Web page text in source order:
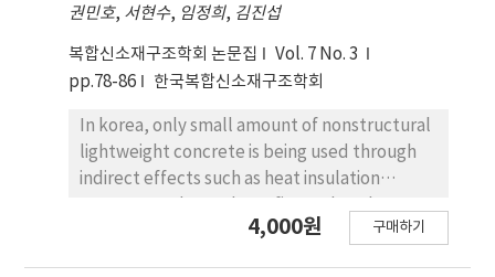
여 실험을 진행하였고 실험 결과 플라스틱의 비중이
나 표면 재질에 의해서 시멘트 복합체의 물리적 성질
이 변화하는 것을 확인할 수 있었다.
권민호, 서현수, 임정희, 김진섭
복합신소재구조학회 논문집
Vol. 7 No. 3
pp.78-86
한국복합신소재구조학회
In korea, only small amount of nonstructural
lightweight concrete is being used through
indirect effects such as heat insulation
structural elements due to lack of structural
4,000원 구매하기